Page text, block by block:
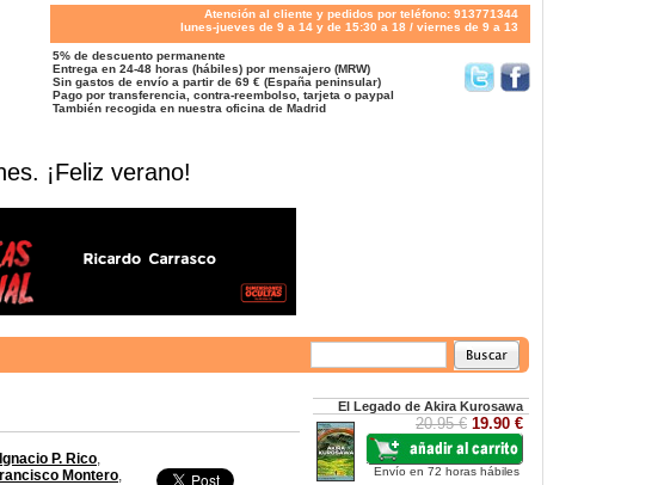
Atención al cliente y pedidos por teléfono: 913771344
lunes-jueves de 9 a 14 y de 15:30 a 18 / viernes de 9 a 13
5% de descuento permanente
Entrega en 24-48 horas (hábiles) por mensajero (MRW)
Sin gastos de envío a partir de 69 € (España peninsular)
Pago por transferencia, contra-reembolso, tarjeta o paypal
También recogida en nuestra oficina de Madrid
¡Feliz verano!
Ignacio P. Rico,
Montero,
El Legado de Akira Kurosawa
20.95 € 19.90 €
Envío en 72 horas hábiles